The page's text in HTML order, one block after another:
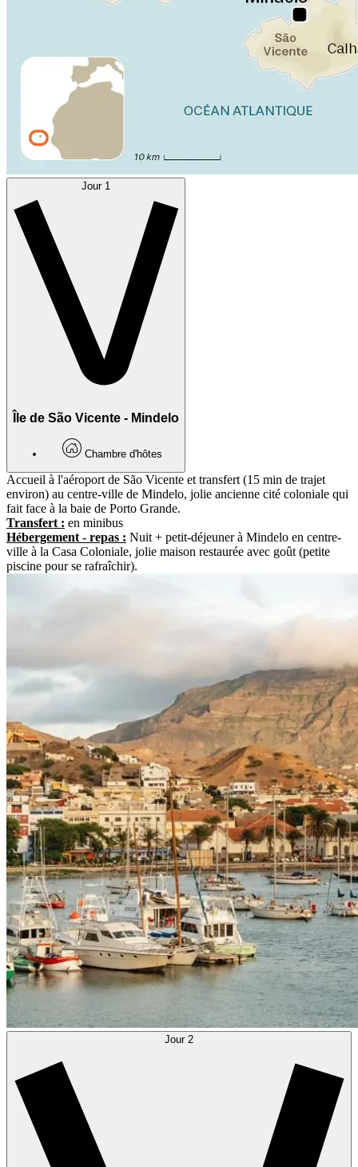
Jour 1
Île de São Vicente - Mindelo
Chambre d'hôtes
Accueil à l'aéroport de São Vicente et transfert (15 min de trajet
environ) au centre-ville de Mindelo, jolie ancienne cité coloniale qui
fait face à la baie de Porto Grande.
Transfert : en minibus
Hébergement - repas : Nuit + petit-déjeuner à Mindelo en centre-
ville à la Casa Coloniale, jolie maison restaurée avec goût (petite
piscine pour se rafraîchir).
Jour 2